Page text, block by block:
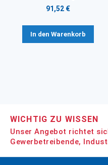
91,52 €
In den Warenkorb
WICHTIG ZU WISSEN
Unser Angebot richtet
Gewerbetreibende,